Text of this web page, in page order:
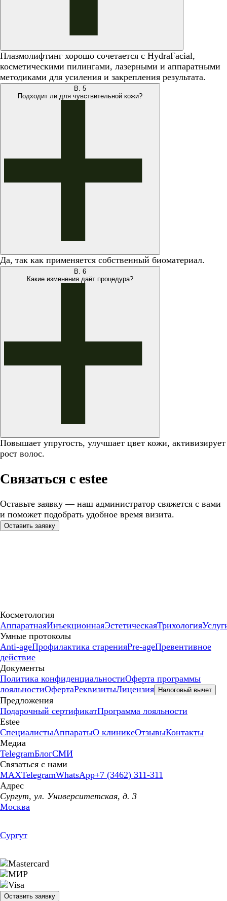
Плазмолифтинг хорошо сочетается с HydraFacial,
косметическими пилингами, лазерными и аппаратными
методиками для усиления и закрепления результата.
В. 5
Подходит ли для чувствительной кожи?
Да, так как применяется собственный биоматериал.
В. 6
Какие изменения даёт процедура?
Повышает упругость, улучшает цвет кожи, активизирует
рост волос.
Связаться с estee
Оставьте заявку — наш администратор свяжется с вами
и поможет подобрать удобное время визита.
Оставить заявку
Косметология
АппаратнаяИнъекционнаяЭстетическаяТрихология
Умные протоколы
Anti-ageПрофилактика старенияPre-ageПревентивное
действие
Документы
Политика конфиденциальностиОферта программы
лояльностиОфертаРеквизитыЛицензия Налоговый вычет
Предложения
Подарочный сертификатПрограмма лояльности
Estee
СпециалистыАппаратыО клиникеОтзывыКонтакты
Медиа
TelegramБлогСМИ
Связаться с нами
MAXTelegramWhatsApp+7 (3462) 311-311
Адрес
Сургут, ул. Университетская, д. 3
Москва
Сургут
Оставить заявку